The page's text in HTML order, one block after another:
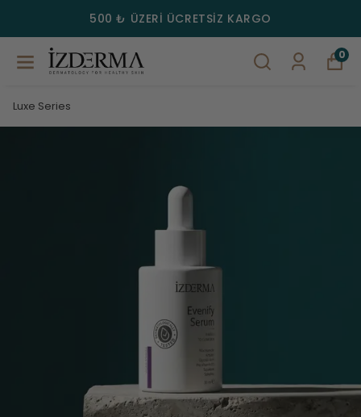
YAZ FIRSATI: TEMMUZ AYI BOYUNCA EVENIFY LEKE KARŞITI
SERİMİZDE SEÇTİĞİNİZ 2. ÜRÜN İZDERMA'DAN HEDİYE!
0
Luxe Series